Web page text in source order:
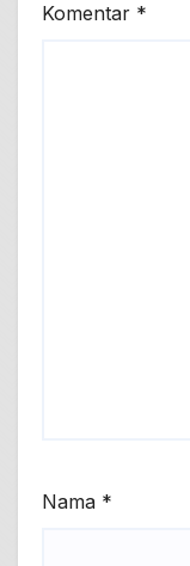
Komentar *
Nama *